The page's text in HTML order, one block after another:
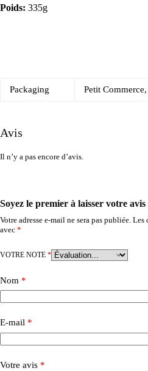
Poids: 335g
Packaging Petit
Avis
Il n’y a pas encore d’avis.
Soyez le premier à laisser votre
Votre adresse e-mail ne sera pas publiée. Les
avec *
VOTRE NOTE *
Nom *
E-mail *
Votre avis *